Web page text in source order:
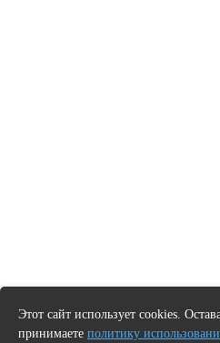
Этот сайт использует cookies.
принимаете политику